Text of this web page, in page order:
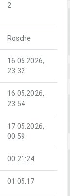
2
Rosche
16.05.2026,
23:32
16.05.2026,
23:54
17.05.2026,
00:59
00:21:24
01:05:17